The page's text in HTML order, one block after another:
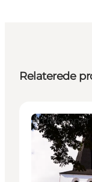
Relaterede
Attraktioner